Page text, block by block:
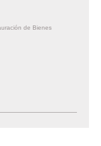
de Bienes